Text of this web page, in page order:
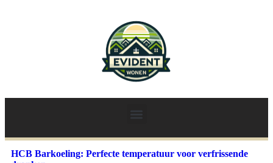
HCB Barkoeling: Perfecte temperatuur voor verfrissende